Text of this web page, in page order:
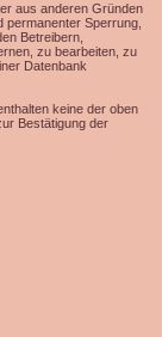
aus anderen Gründen
Sperrung,
Betreibern,
zu bearbeiten, zu
Datenbank
keine der oben
Bestätigung der